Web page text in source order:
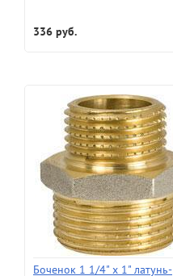
336 руб.
Боченок 1 1/4" х 1" латунь-